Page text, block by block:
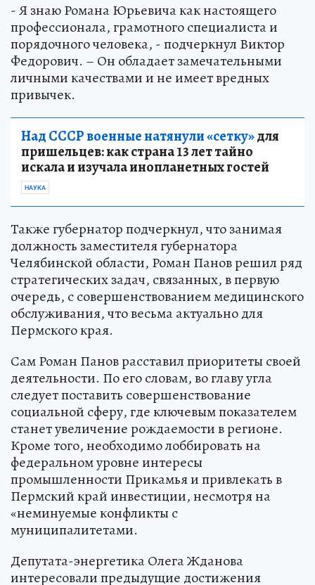
- Я знаю Романа Юрьевича как настоящего
профессионала, грамотного специалиста и
порядочного человека, - подчеркнул Виктор
Федорович. – Он обладает замечательными
личными качествами и не имеет вредных
привычек.
Над СССР военные натянули «сетку»для
пришельцев: как страна 13 лет тайно
искала и изучала инопланетных гостей
НАУКА
Также губернатор подчеркнул, что занимая
должность заместителя губернатора
Челябинской области, Роман Панов решил ряд
стратегических задач, связанных, в первую
очередь, с совершенствованием медицинского
обслуживания, что весьма актуально для
Пермского края.
Сам Роман Панов расставил приоритеты своей
деятельности. По его словам, во главу угла
следует поставить совершенствование
социальной сферу, где ключевым показателем
станет увеличение рождаемости в регионе.
Кроме того, необходимо лоббировать на
федеральном уровне интересы
промышленности Прикамья и привлекать в
Пермский край инвестиции, несмотря на
«неминуемые конфликты с
муниципалитетами.
Депутата-энергетика Олега Жданова
интересовали предыдущие достижения